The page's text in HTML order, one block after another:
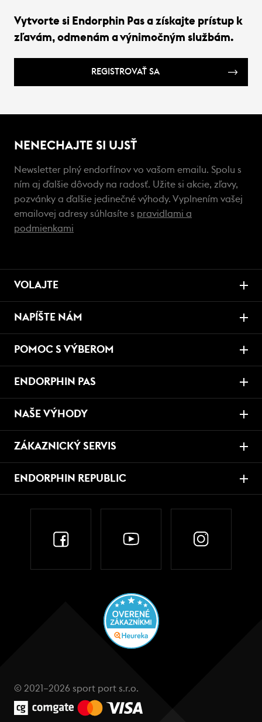
Vytvorte si Endorphin Pas a získajte prístup k
zľavám, odmenám a výnimočným službám.
REGISTROVAŤ SA
NENECHAJTE SI UJSŤ
Newsletter plný endorfínov vo vašom emailu. Spolu s
ním aj ďalšie dôvody na radosť. Užite si akcie, zľavy,
pozvánky a ďalšie jedinečné výhody. Vyplnením vašej
emailovej adresy súhlasíte s pravidlami a
podmienkami
VOLAJTE
NAPÍŠTE NÁM
POMOC S VÝBEROM
ENDORPHIN PAS
NAŠE VÝHODY
ZÁKAZNICKÝ SERVIS
ENDORPHIN REPUBLIC
© 2021–2026 sport port s.r.o.